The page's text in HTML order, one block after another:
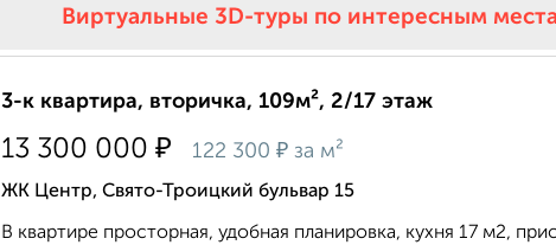
Виртуальные 3D-туры по интересным
3-к квартира, вторичка, 109м², 2/17 этаж
13 300 000 ₽ 122 300 ₽ за м²
ЖК Центр, Свято-Троицкий бульвар 15
В квартире просторная, удобная планировка, кухня 17 м2,